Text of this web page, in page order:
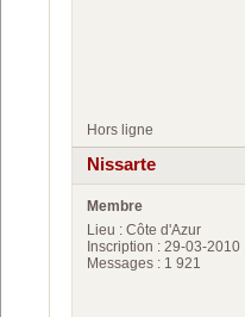
Hors ligne
Nissarte
Membre
Lieu : Côte d'Azur
Inscription : 29-03-2010
Messages : 1 921